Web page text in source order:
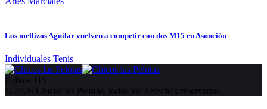
Los mellizos Aguilar vuelven a competir con dos M15 en Asunción
Individuales Tenis
Follow US
© 2026 Chicos las Pelotas, todos los derechos reservados.